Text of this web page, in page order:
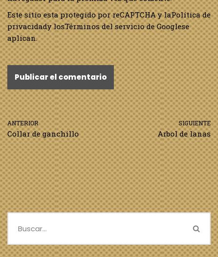
Este sitio esta protegido por reCAPTCHA y laPolítica de
privacidady losTérminos del servicio de Googlese
aplican.
ANTERIOR
Collar de ganchillo
SIGUIENTE
Arbol de lanas